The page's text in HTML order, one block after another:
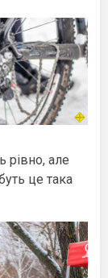
рівно, але
це така